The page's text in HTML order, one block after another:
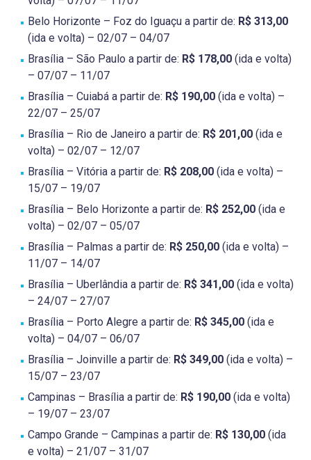
Belo Horizonte – Foz do Iguaçu a partir de: R$ 313,00
(ida e volta) – 02/07 – 04/07
Brasília – São Paulo a partir de: R$ 178,00 (ida e volta)
– 07/07 – 11/07
Brasília – Cuiabá a partir de: R$ 190,00 (ida e volta) –
22/07 – 25/07
Brasília – Rio de Janeiro a partir de: R$ 201,00 (ida e
volta) – 02/07 – 12/07
Brasília – Vitória a partir de: R$ 208,00 (ida e volta) –
15/07 – 19/07
Brasília – Belo Horizonte a partir de: R$ 252,00 (ida e
volta) – 02/07 – 05/07
Brasília – Palmas a partir de: R$ 250,00 (ida e volta) –
11/07 – 14/07
Brasília – Uberlândia a partir de: R$ 341,00 (ida e volta)
– 24/07 – 27/07
Brasília – Porto Alegre a partir de: R$ 345,00 (ida e
volta) – 04/07 – 06/07
Brasília – Joinville a partir de: R$ 349,00 (ida e volta) –
15/07 – 23/07
Campinas – Brasília a partir de: R$ 190,00 (ida e volta)
– 19/07 – 23/07
Campo Grande – Campinas a partir de: R$ 130,00 (ida
e volta) – 21/07 – 31/07